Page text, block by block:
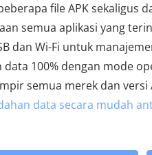
file APK sekaligus
semua aplikasi yang
dan Wi-Fi untuk
100% dengan mode
semua merek dan
data secara mudah